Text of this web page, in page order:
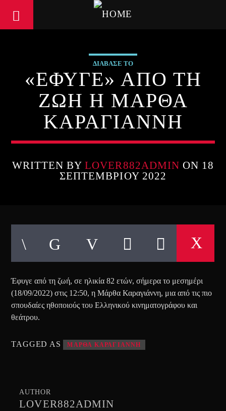
ΔΙΑΒΑΣΕ ΤΟ
«ΈΦΥΓΕ» ΑΠΟ ΤΗ
ΖΩΗ Η ΜΑΡΘΑ
ΚΑΡΑΓΙΑΝΝΗ
WRITTEN BYLOVER882ADMIN ON 18
ΣΕΠΤΕΜΒΡΊΟΥ 2022
Έφυγε από τη ζωή, σε ηλικία 82 ετών, σήμερα το μεσημέρι
(18/09/2022) στις 12:50, η Μάρθα Καραγιάννη, μια από τις πιο
σπουδαίες ηθοποιούς του Ελληνικού κινηματογράφου και
θεάτρου.
TAGGED AS ΜΑΡΘΑ ΚΑΡΑΓΙΑΝΝΗ
AUTHOR
LOVER882ADMIN